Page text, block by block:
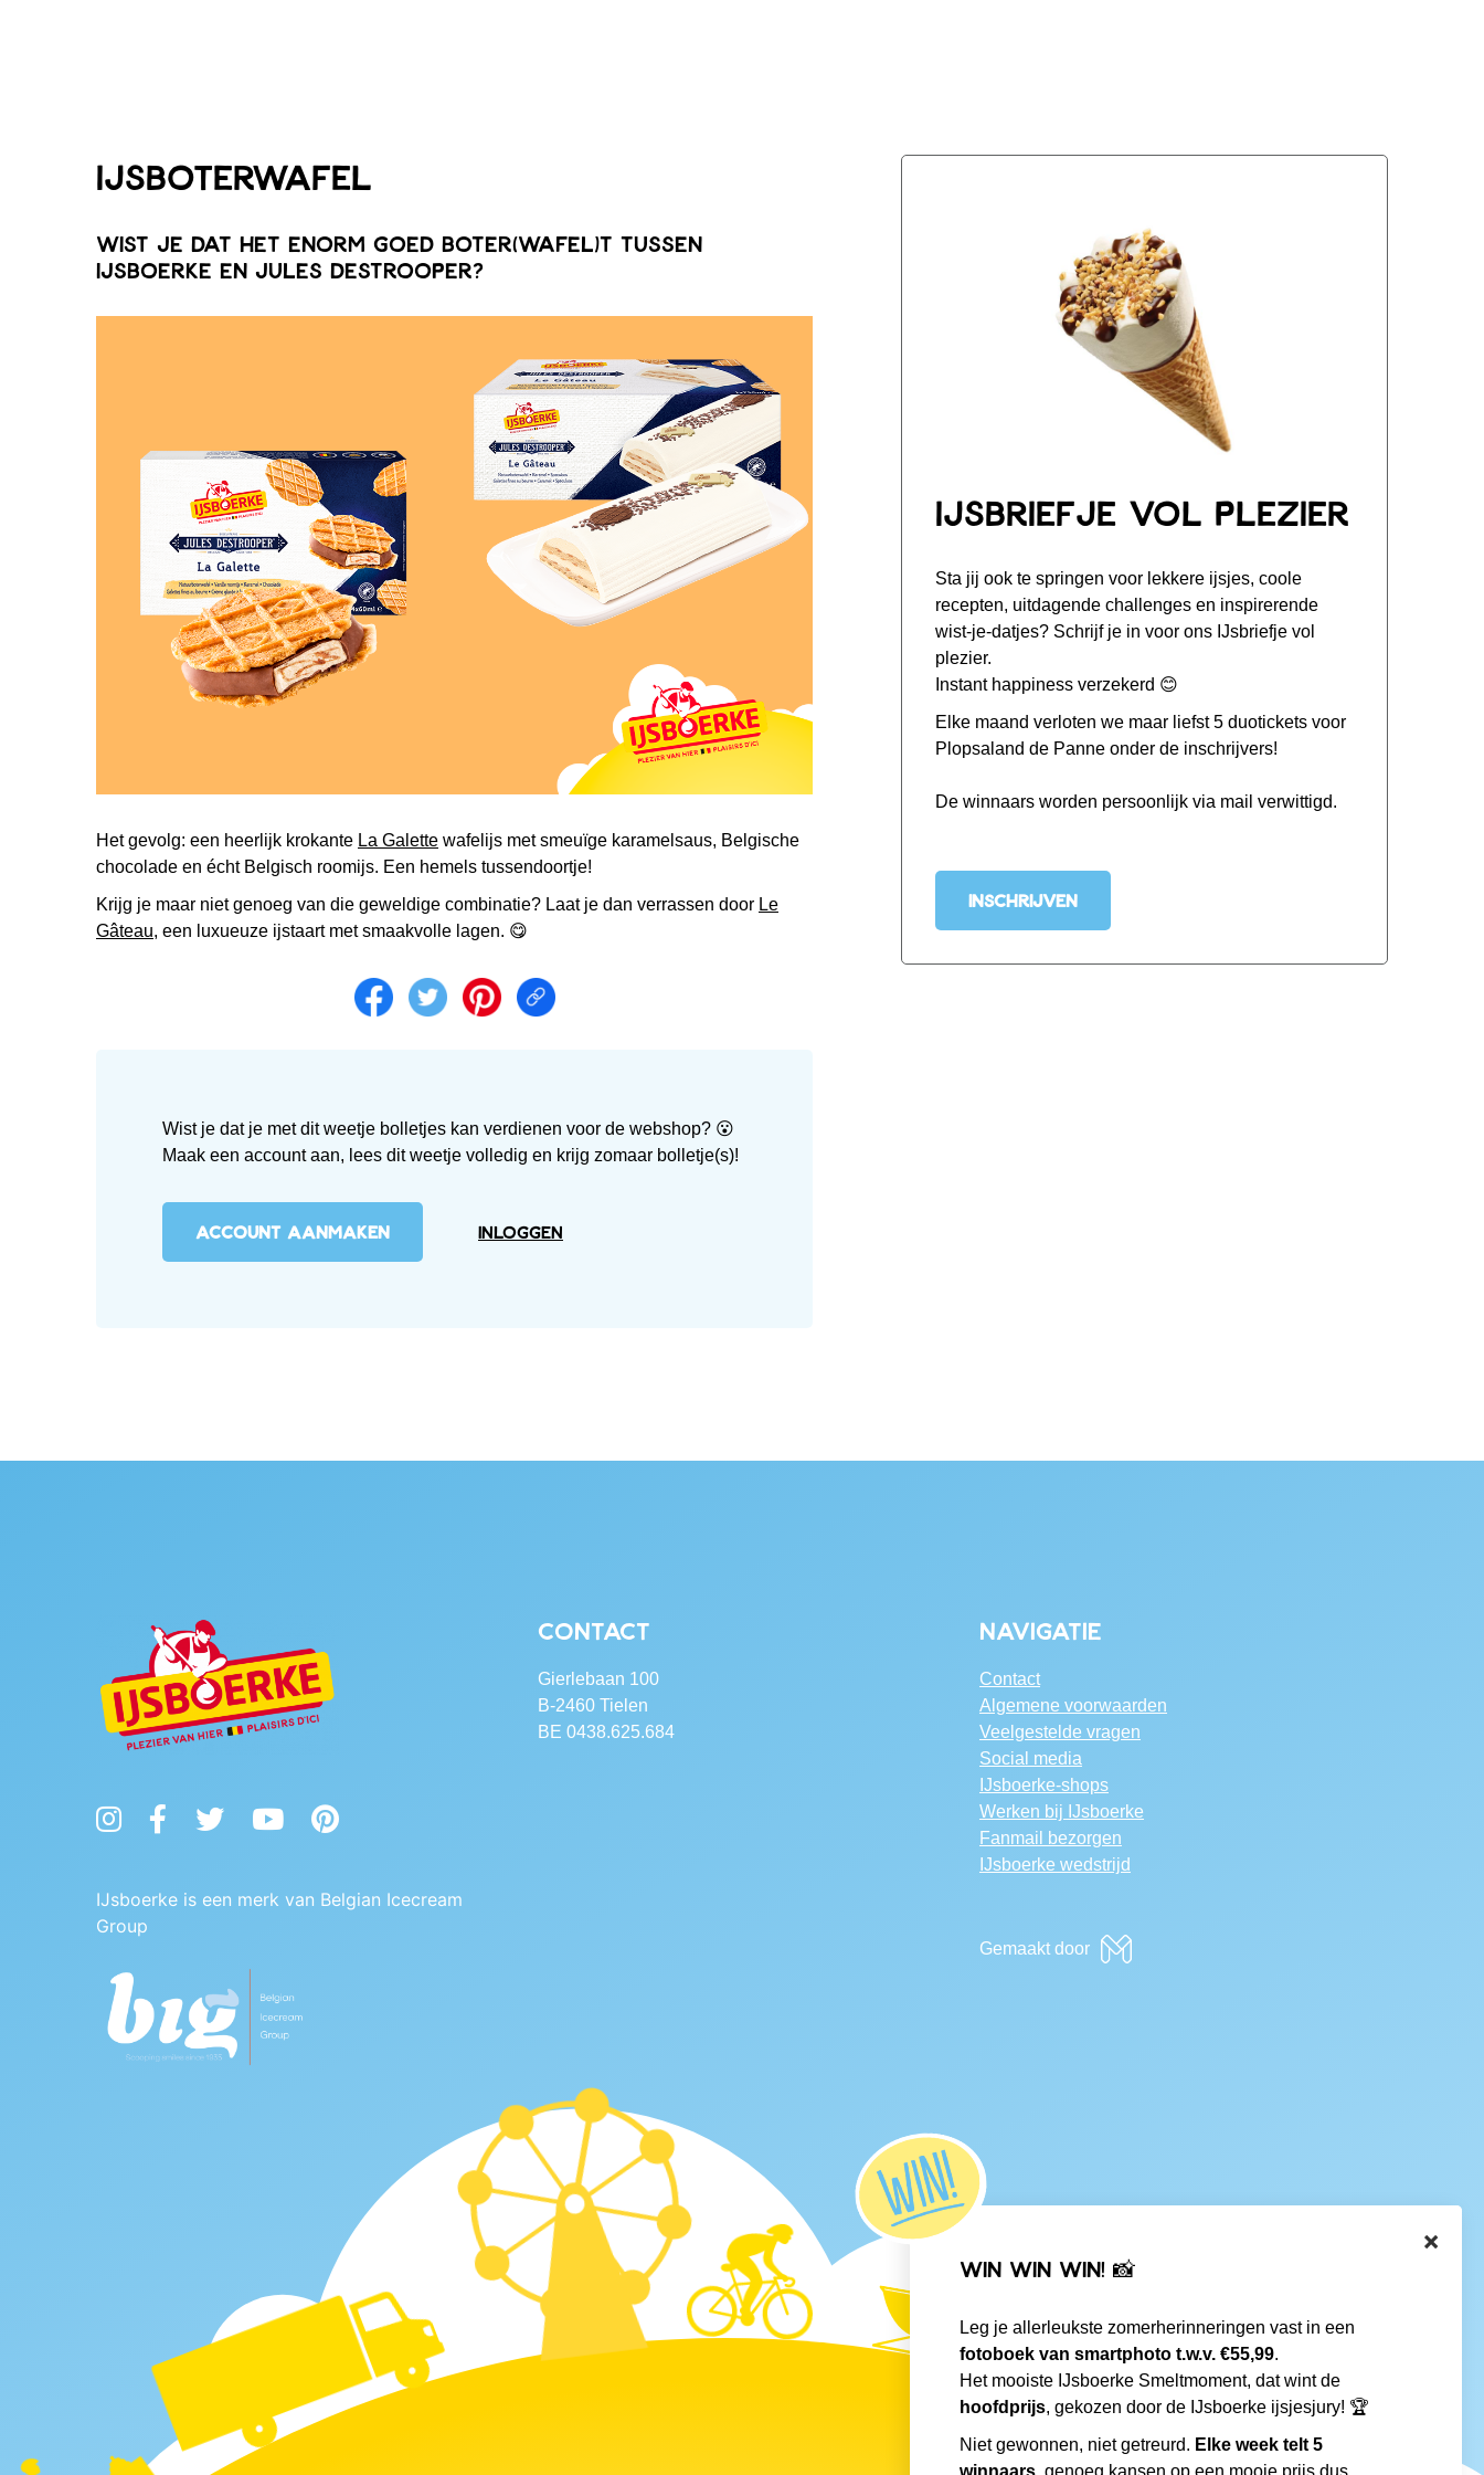
IJsboterwafel
Wist je dat het enorm goed boter(wafel)t tussen
IJsboerke en Jules Destrooper?
Het gevolg: een heerlijk krokante La Galette wafelijs met smeuïge karamelsaus, Belgische
chocolade en écht Belgisch roomijs. Een hemels tussendoortje!
Krijg je maar niet genoeg van die geweldige combinatie? Laat je dan verrassen door Le
Gâteau, een luxueuze ijstaart met smaakvolle lagen. 😋
Share on facebook
Share on twitterShare on pintrest
Share link
Wist je dat je met dit weetje bolletjes kan verdienen voor de webshop? 😮
Maak een account aan, lees dit weetje volledig en krijg zomaar bolletje(s)!
ACCOUNT AANMAKEN Inloggen
IJsbriefje vol plezier
Sta jij ook te springen voor lekkere ijsjes, coole
recepten, uitdagende challenges en inspirerende
wist-je-datjes? Schrijf je in voor ons IJsbriefje vol
plezier.
Instant happiness verzekerd 😊
Elke maand verloten we maar liefst 5 duotickets voor
Plopsaland de Panne onder de inschrijvers!
De winnaars worden persoonlijk via mail verwittigd.
INSCHRIJVEN
InstagramFacebookTwitter YouTubePinterest
IJsboerke is een merk van Belgian Icecream
Group
Contact
Gierlebaan 100
B-2460 Tielen
BE 0438.625.684
Navigatie
Contact
Algemene voorwaarden
Veelgestelde vragen
Social media
IJsboerke-shops
Werken bij IJsboerke
Fanmail bezorgen
IJsboerke wedstrijd
Gemaakt door
×
WIN WIN WIN! 📸
Leg je allerleukste zomerherinneringen vast in een
fotoboek van smartphoto t.w.v. €55,99.
Het mooiste IJsboerke Smeltmoment, dat wint de
hoofdprijs, gekozen door de IJsboerke ijsjesjury! 🏆
Niet gewonnen, niet getreurd. Elke week telt 5
winnaars , genoeg kansen op een mooie prijs dus.